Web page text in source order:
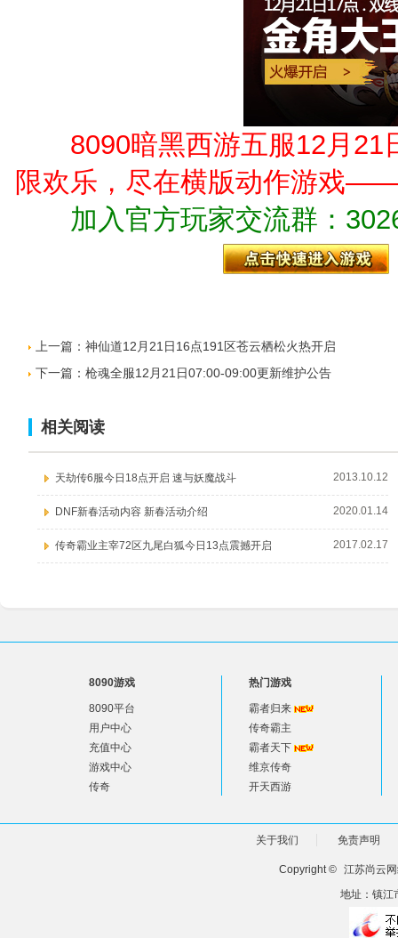
8090暗黑西游五服12月21
限欢乐，尽在横版动作游戏
加入官方玩家交流群：
上一篇： 神仙道12月21日16点191区苍云栖松火热开启
下一篇： 枪魂全服12月21日07:00-09:00更新维护公告
相关阅读
天劫传6服今日18点开启 速与妖魔战斗 2013.10.12
DNF新春活动内容 新春活动介绍 2020.01.14
传奇霸业主宰72区九尾白狐今日13点震撼开启 2017.02.17
8090游戏
8090平台
用户中心
充值中心
游戏中心
传奇
热门游戏
霸者归来
传奇霸主
霸者天下
维京传奇
开天西游
关于我们 免责声明
Copyright © 江苏尚云
地址：镇江